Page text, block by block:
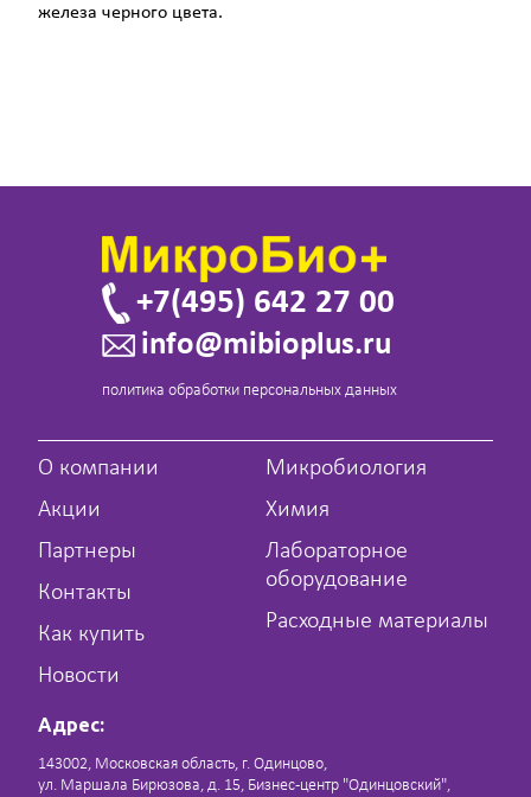
железа черного цвета.
+7(495) 642 27 00
info@mibioplus.ru
политика обработки персональных данных
О компании
Акции
Партнеры
Контакты
Как купить
Новости
Микробиология
Химия
Лабораторное
оборудование
Расходные материалы
Адрес:
143002, Московская область, г. Одинцово,
ул. Маршала Бирюзова, д. 15, Бизнес-центр "Одинцовский",